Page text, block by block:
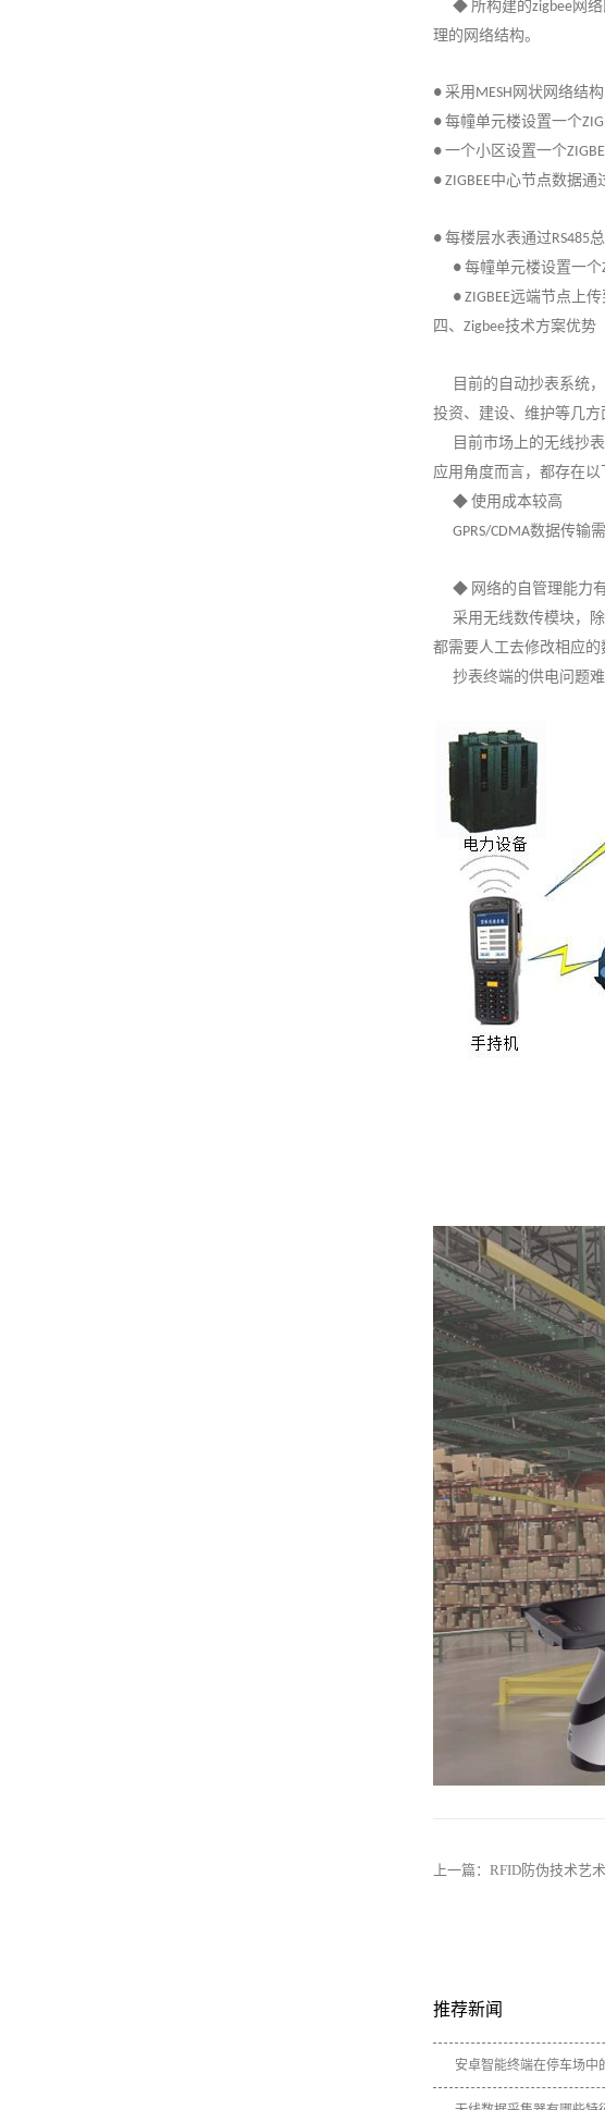
◆ 所构建的zigbee网
理的网络结构。
● 采用 MESH 网状网络结
● 每幢单元楼设置一个
● 一个小区设置一个
● ZIGBEE中心节点数据通
● 每楼层水表通过RS485
● 每幢单元楼设置一个
● ZIGBEE远端节点上传
四、 Zigbee技术方案优势
目前的自动抄表系统
投资、建设、维护等几方
目前市场上的无线抄
应用角度而言，都存在以
◆ 使用成本较高
GPRS/CDMA数据传输
◆ 网络的自管理能力
采用无线数传模块，
都需要人工去修改相应的
抄表终端的供电问题
上一篇： RFID防伪技术艺
推荐新闻
安卓智能终端在停车场中